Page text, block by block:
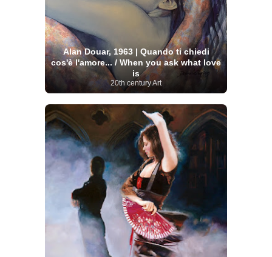
Alan Douar, 1963 | Quando ti chiedi
cos'è l'amore... / When you ask what love
is
20th century Art